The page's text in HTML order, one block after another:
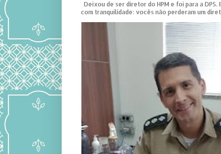
Deixou de ser diretor do HPM e foi para a DPS.
com tranquilidade: vocês não perderam um